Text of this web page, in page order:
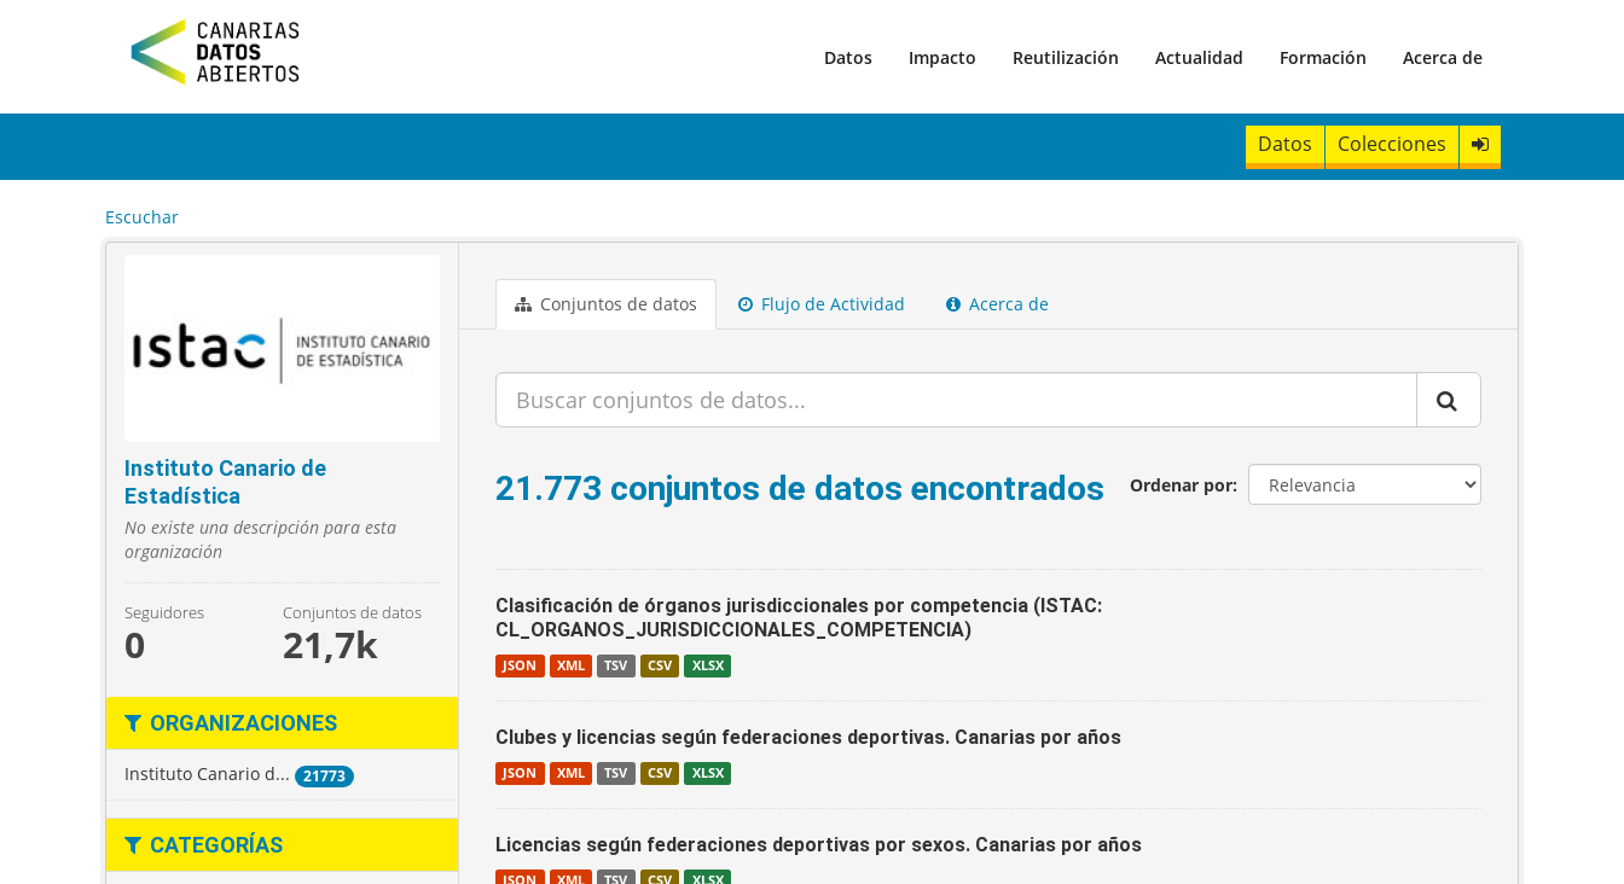
t
Datos Impacto Reutilización Actualidad Formación Acerca de
Datos Colecciones
Escuchar
Instituto Canario de
Estadística
No existe una descripción para esta
organización
Seguidores
0
Conjuntos de datos
21,7k
ORGANIZACIONES
Instituto Canario d... 21773
CATEGORÍAS
Conjuntos de datos Flujo de Actividad Acerca de
Ordenar por
21.773 conjuntos de datos encontrados
Clasificación de órganos jurisdiccionales por competencia (ISTAC:
CL_ORGANOS_JURISDICCIONALES_COMPETENCIA)
JSON XML TSV CSV XLSX
Clubes y licencias según federaciones deportivas. Canarias por años
JSON XML TSV CSV XLSX
Licencias según federaciones deportivas por sexos. Canarias por años
JSON XML TSV CSV XLSX